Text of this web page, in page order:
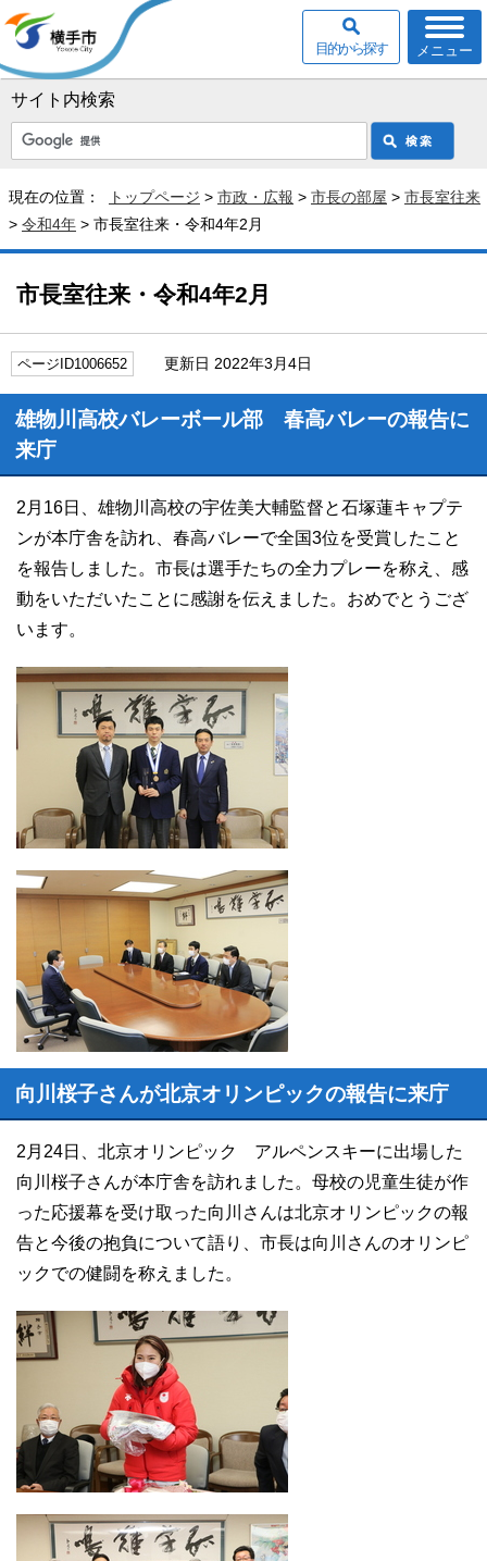
サイト内検索
メニュー
目的から探す
現在の位置： トップページ > 市政・広報 > 市長の部屋 > 市長室往来
> 令和4年 > 市長室往来・令和4年2月
市長室往来・令和4年2月
ページID1006652 更新日 2022年3月4日
雄物川高校バレーボール部 春高バレーの報告に
来庁
2月16日、雄物川高校の宇佐美大輔監督と石塚蓮キャプテ
ンが本庁舎を訪れ、春高バレーで全国3位を受賞したこと
を報告しました。市長は選手たちの全力プレーを称え、感
動をいただいたことに感謝を伝えました。おめでとうござ
います。
向川桜子さんが北京オリンピックの報告に来庁
2月24日、北京オリンピック アルペンスキーに出場した
向川桜子さんが本庁舎を訪れました。母校の児童生徒が作
った応援幕を受け取った向川さんは北京オリンピックの報
告と今後の抱負について語り、市長は向川さんのオリンピ
ックでの健闘を称えました。